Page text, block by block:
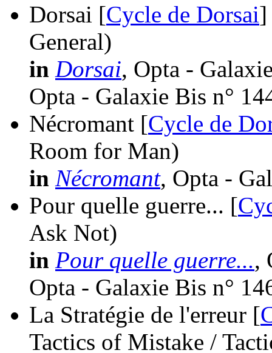
Dorsai [Cycle de Dorsai]
General)
in Dorsai, Opta -
Opta - Galaxie Bis n°
Nécromant [Cycle de
Room for Man)
in Nécromant, Opta -
Pour quelle guerre... [
Ask Not)
in Pour quelle guerre...,
Opta - Galaxie Bis n°
La Stratégie de l'erreur [
Tactics of Mistake /